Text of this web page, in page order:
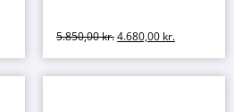
5.850,00kr.4.680,00 kr.